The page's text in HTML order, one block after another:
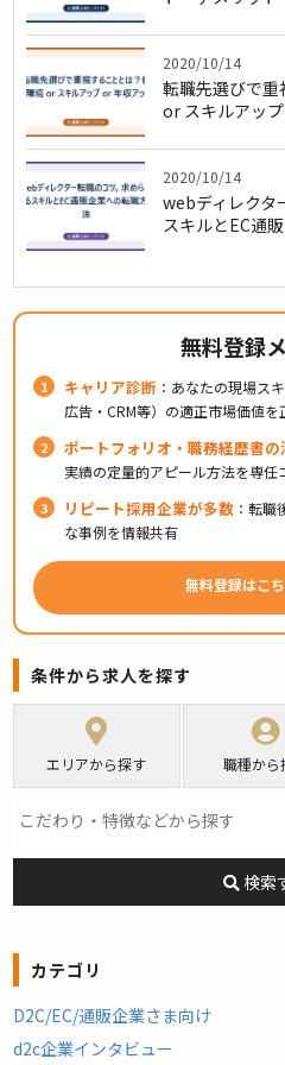
2020/10/14
転職先選びで
or スキルアッ
2020/10/14
webディレクタ
スキルとEC通
無料登録
キャリア診断 ：あなたの現場ス
広告・CRM等）の適正市場価値を
ポートフォリオ・職務経歴書の
実績の定量的アピール方法を専任
リピート採用企業が多数 ：転
な事例を情報共有
無料登録はこ
条件から求人を探す
エリアから探す 職種から
検索
カテゴリ
D2C/EC/通販企業さま向け
d2c企業インタビュー